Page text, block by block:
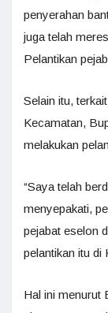
penyerahan
juga telah
Pelantikan
Selain itu,
Kecamatan,
melakukan
“Saya telah
menyepakati,
pejabat eselon
pelantikan itu di
Hal ini menurut